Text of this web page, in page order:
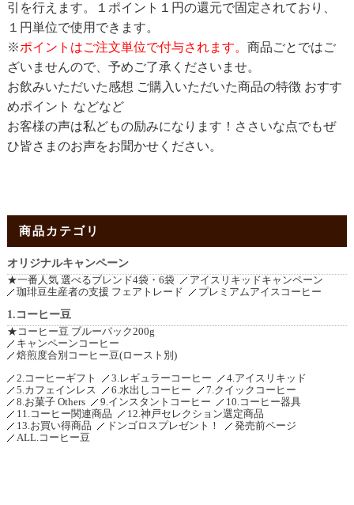
引を行えます。１ポイント１円の還元で固定されており、
１円単位で使用できます。
※ポイントはご注文単位で付与されます。 商品ごとではご
ざいませんので、予めご了承くださいませ。
お飲みいただいた感想 ご購入いただいた商品の特徴 おすす
めポイント などなど
お客様の声は私どもの励みになります！ささいな点でもぜ
ひ皆さまのお声をお聞かせください。
商品カテゴリ
オリジナルキャンペーン
★一番人気 選べるブレンド4袋・6袋
アイスリキッドキャンペーン
珈琲豆生産者の支援 フェアトレード
プレミアムアイスコーヒー
1.コーヒー豆
★コーヒー豆 ブルーパック200g
キャンペーンコーヒー
焙煎度合別コーヒー豆(ロースト別)
2.コーヒーギフト
3.レギュラーコーヒー
4.アイスリキッド
5.カフェインレス
6.水出しコーヒー
7.クイックコーヒー
8.お菓子 Others
9.インスタントコーヒー
10.コーヒー器具
11.コーヒー関連商品
12.神戸セレクション選定商品
13.お買い得商品
ドンゴロスプレゼント！
発売前ページ
ALL.コーヒー豆